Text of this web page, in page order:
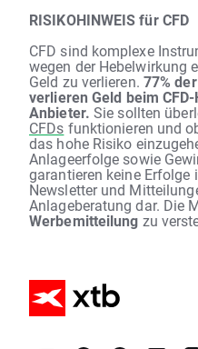
RISIKOHINWEIS für CFD
CFD sind komplexe
wegen der Hebelwirkung
Geld zu verlieren. 77%
verlieren Geld beim
Anbieter. Sie sollten
CFDs funktionieren und
das hohe Risiko
Anlageerfolge sowie
garantieren keine Erfolge
Newsletter und
Anlageberatung dar. Die
Werbemitteilung zu